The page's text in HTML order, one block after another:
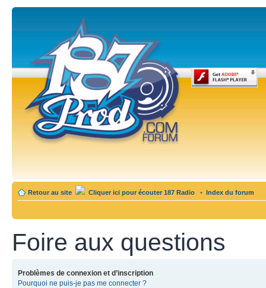
Retour au site Cliquer ici pour écouter 187 Radio • Index du forum
Foire aux questions
Problèmes de connexion et d’inscription
Pourquoi ne puis-je pas me connecter ?